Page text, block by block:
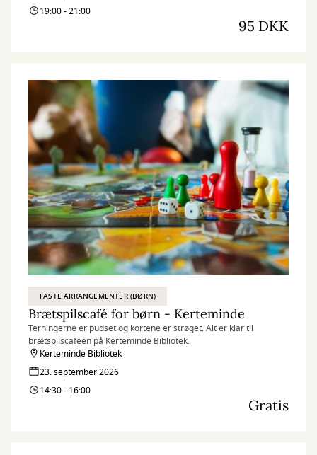
19:00 - 21:00
95 DKK
FASTE ARRANGEMENTER (BØRN)
Brætspilscafé for børn - Kerteminde
Terningerne er pudset og kortene er strøget. Alt er klar til
brætspilscafeen på Kerteminde Bibliotek.
Kerteminde Bibliotek
23. september 2026
14:30 - 16:00
Gratis